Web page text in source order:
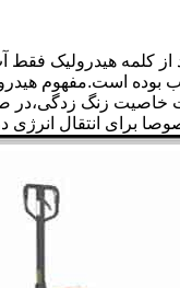
هیدرولیک فقط آب
بوده است.مفهوم
زنگ زدگی،در
برای انتقال انرژی